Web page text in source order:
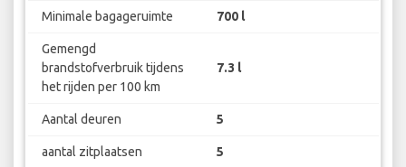
Minimale bagageruimte 700 l
Gemengd
brandstofverbruik tijdens
het rijden per 100 km
7.3 l
Aantal deuren 5
aantal zitplaatsen 5